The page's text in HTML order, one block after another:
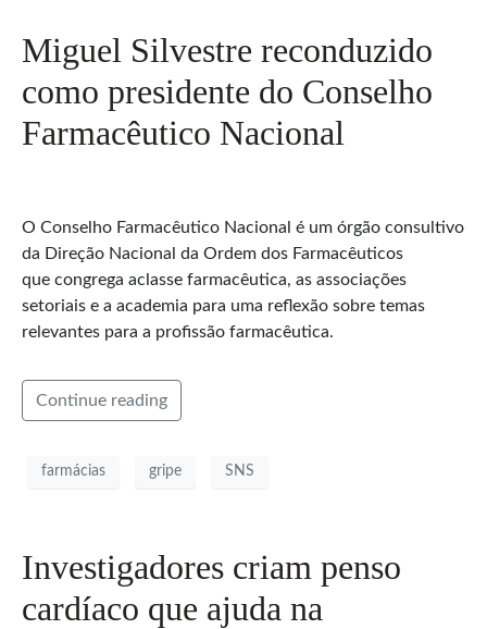
Miguel Silvestre reconduzido
como presidente do Conselho
Farmacêutico Nacional
O Conselho Farmacêutico Nacional é um órgão consultivo
da Direção Nacional da Ordem dos Farmacêuticos
que congrega aclasse farmacêutica, as associações
setoriais e a academia para uma reflexão sobre temas
relevantes para a profissão farmacêutica.
Continue reading
farmácias gripe SNS
Investigadores criam penso
cardíaco que ajuda na